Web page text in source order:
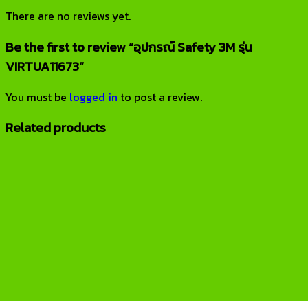
There are no reviews yet.
Be the first to review “อุปกรณ์ Safety 3M รุ่น
VIRTUA11673”
You must be logged in to post a review.
Related products